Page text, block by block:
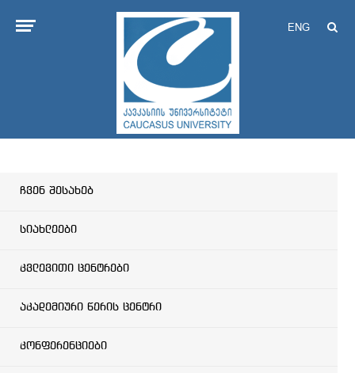
ENG
ჩვენ შესახებ
სიახლეები
კვლევითი ცენტრები
აკადემიური წერის ცენტრი
კონფერენციები